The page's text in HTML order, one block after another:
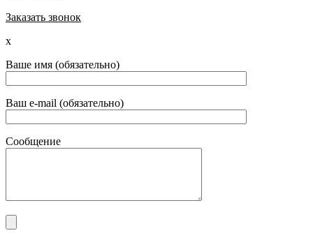
Заказать звонок
x
Ваше имя (обязательно)
Ваш e-mail (обязательно)
Сообщение